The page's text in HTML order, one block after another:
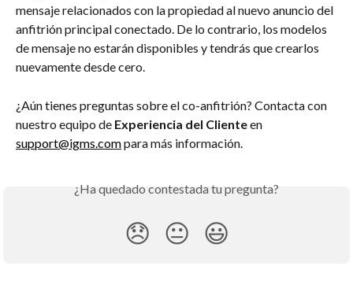
mensaje relacionados con la propiedad al nuevo anuncio del
anfitrión principal conectado. De lo contrario, los modelos
de mensaje no estarán disponibles y tendrás que crearlos
nuevamente desde cero.
¿Aún tienes preguntas sobre el co-anfitrión? Contacta con
nuestro equipo de Experiencia del Cliente en
support@igms.com para más información.
¿Ha quedado contestada tu pregunta?
😞 😐 😃